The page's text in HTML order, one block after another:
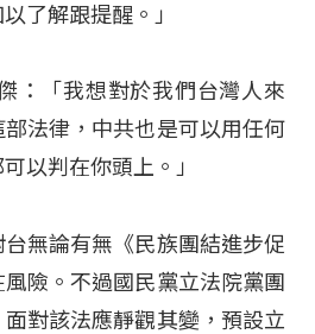
了解跟提醒。」
：「我想對於我們台灣人來
法律，中共也是可以用任何
以判在你頭上 。」
無論有無《民族團結進步促
風險 。不過國民黨立法院黨團
對該法應靜觀其變，預設立